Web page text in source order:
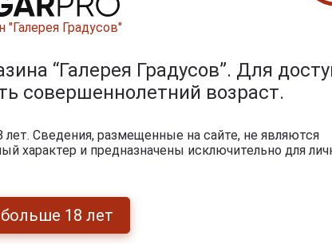
Перейти
"Галерея Градусов"
“Галерея Градусов”. Для
совершеннолетний возраст.
Сведения, размещенные на сайте, не являются
характер и предназначены исключительно для
18 лет